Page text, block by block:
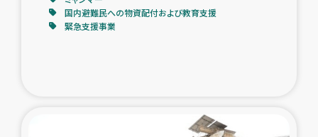
国内避難民への物資配付および教育支援
緊急支援事業